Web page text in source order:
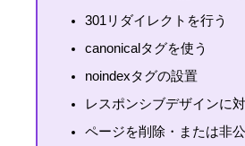
301リダイレクトを行う
canonicalタグを使う
noindexタグの設置
レスポンシブデザインに
ページを削除・または非